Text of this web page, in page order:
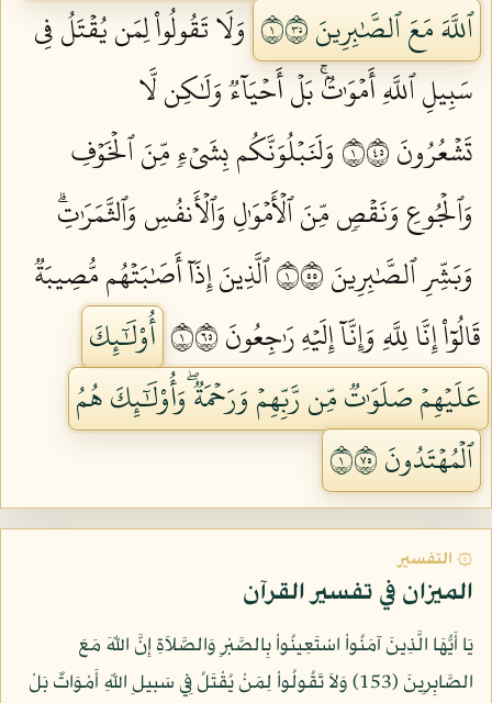
ٱللَّهَ مَعَ ٱلصَّٰبِرِينَ ١٥٣
وَلَا تَقُولُواْ لِمَن يُقۡتَلُ فِي
سَبِيلِ ٱللَّهِ أَمۡوَٰتُۢۚ بَلۡ أَحۡيَآءٞ وَلَٰكِن لَّا
تَشۡعُرُونَ ١٥٤
وَلَنَبۡلُوَنَّكُم بِشَيۡءٖ مِّنَ ٱلۡخَوۡفِ
وَٱلۡجُوعِ وَنَقۡصٖ مِّنَ ٱلۡأَمۡوَٰلِ وَٱلۡأَنفُسِ وَٱلثَّمَرَٰتِۗ
وَبَشِّرِ ٱلصَّٰبِرِينَ ١٥٥
ٱلَّذِينَ إِذَآ أَصَٰبَتۡهُم مُّصِيبَةٞ
قَالُوٓاْ إِنَّا لِلَّهِ وَإِنَّآ إِلَيۡهِ رَٰجِعُونَ ١٥٦
أُوْلَٰٓئِكَ
عَلَيۡهِمۡ صَلَوَٰتٞ مِّن رَّبِّهِمۡ وَرَحۡمَةٞۖ وَأُوْلَٰٓئِكَ هُمُ
ٱلۡمُهۡتَدُونَ ١٥٧
۞ التفسير
الميزان في تفسير القرآن
يَا أَيُّهَا الَّذِينَ آمَنُواْ اسْتَعِينُواْ بِالصَّبْرِ وَالصَّلاَةِ إِنَّ اللّهَ مَعَ
الصَّابِرِينَ (153) وَلاَ تَقُولُواْ لِمَنْ يُقْتَلُ فِي سَبيلِ اللّهِ أَمْوَاتٌ بَلْ